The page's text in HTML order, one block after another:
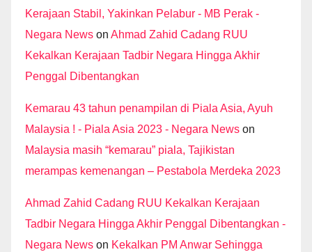
Kerajaan Stabil, Yakinkan Pelabur - MB Perak -
Negara News on Ahmad Zahid Cadang RUU
Kekalkan Kerajaan Tadbir Negara Hingga Akhir
Penggal Dibentangkan
Kemarau 43 tahun penampilan di Piala Asia, Ayuh
Malaysia ! - Piala Asia 2023 - Negara News on
Malaysia masih “kemarau” piala, Tajikistan
merampas kemenangan – Pestabola Merdeka 2023
Ahmad Zahid Cadang RUU Kekalkan Kerajaan
Tadbir Negara Hingga Akhir Penggal Dibentangkan -
Negara News on Kekalkan PM Anwar Sehingga